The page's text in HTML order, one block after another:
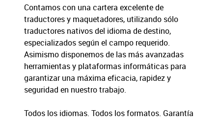
Contamos con una cartera excelente de
traductores y maquetadores, utilizando sólo
traductores nativos del idioma de destino,
especializados según el campo requerido.
Asimismo disponemos de las más avanzadas
herramientas y plataformas informáticas para
garantizar una máxima eficacia, rapidez y
seguridad en nuestro trabajo.
Todos los idiomas. Todos los formatos. Garantía